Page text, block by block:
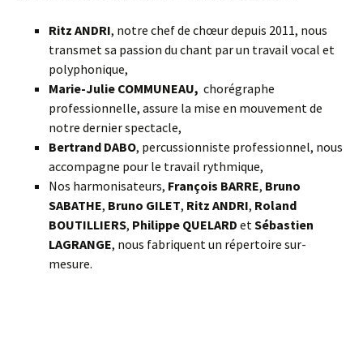
Ritz ANDRI, notre chef de chœur depuis 2011, nous
transmet sa passion du chant par un travail vocal et
polyphonique,
Marie-Julie COMMUNEAU, chorégraphe
professionnelle, assure la mise en mouvement de
notre dernier spectacle,
Bertrand DABO, percussionniste professionnel, nous
accompagne pour le travail rythmique,
Nos harmonisateurs, François BARRE, Bruno
SABATHE, Bruno GILET, Ritz ANDRI, Roland
BOUTILLIERS, Philippe QUELARD etSébastien
LAGRANGE, nous fabriquent un répertoire sur-
mesure.